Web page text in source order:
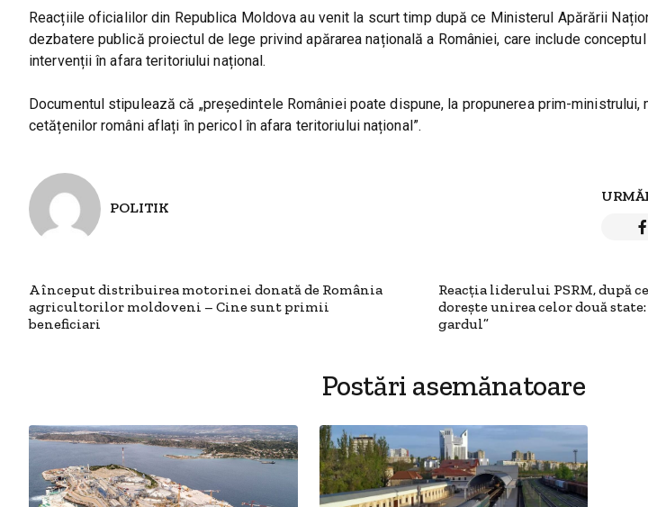
Reacțiile oficialilor din Republica Moldova au venit la scurt timp după ce Ministerul Apărării
dezbatere publică proiectul de lege privind apărarea națională a României, care include
intervenții în afara teritoriului național.
Documentul stipulează că „președintele României poate dispune, la propunerea prim-
cetățenilor români aflați în pericol în afara teritoriului național”.
POLITIK
A început distribuirea motorinei donată de România
agricultorilor moldoveni – Cine sunt primii
beneficiari
Reacția liderului PSRM, după
dorește unirea celor două
gardul”
Postări asemănatoare